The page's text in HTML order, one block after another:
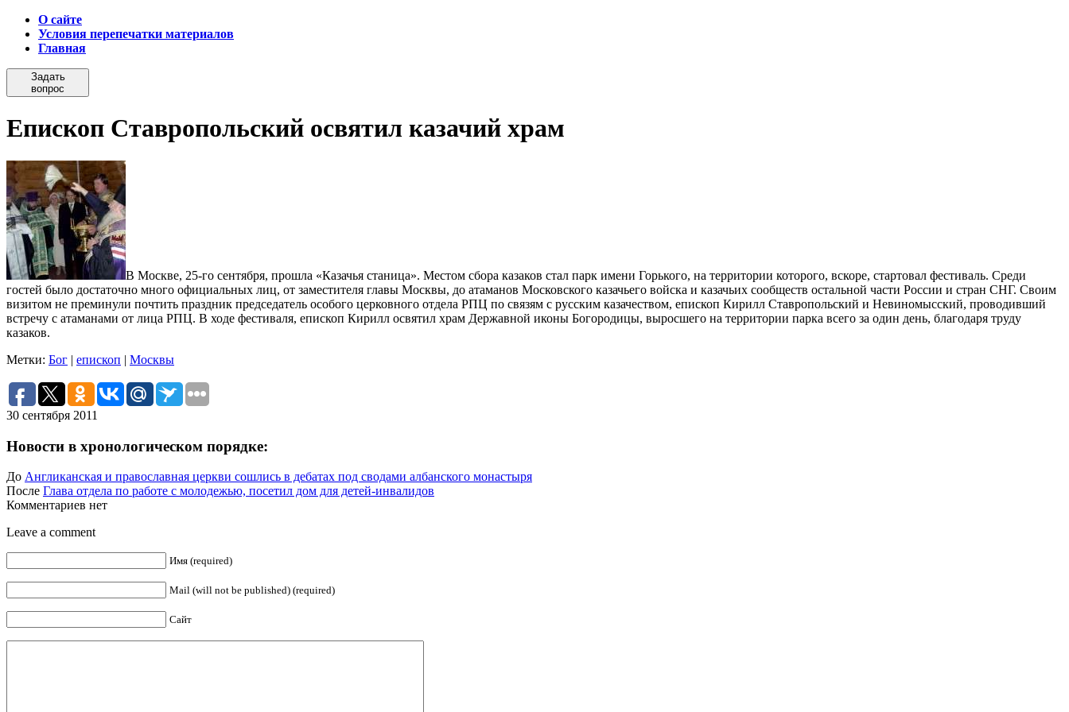
О сайте
Условия перепечатки материалов
Главная
Задать
вопрос
Епископ Ставропольский освятил казачий храм
В Москве, 25-го сентября, прошла «Казачья станица». Местом сбора казаков стал парк имени Горького, на территории которого, вскоре, стартовал фестиваль. Среди
гостей было достаточно много официальных лиц, от заместителя главы Москвы, до атаманов Московского казачьего войска и казачьих сообществ остальной части России и стран СНГ. Своим
визитом не преминули почтить праздник председатель особого церковного отдела РПЦ по связям с русским казачеством, епископ Кирилл Ставропольский и Невиномысский, проводивший
встречу с атаманами от лица РПЦ. В ходе фестиваля, епископ Кирилл освятил храм Державной иконы Богородицы, выросшего на территории парка всего за один день, благодаря труду
казаков.
Метки: Бог | епископ | Москвы
30 сентября 2011
Новости в хронологическом порядке:
До Англиканская и православная церкви сошлись в дебатах под сводами албанского монастыря
После Глава отдела по работе с молодежью, посетил дом для детей-инвалидов
Комментариев нет
Leave a comment
Имя (required)
Mail (will not be published) (required)
Сайт